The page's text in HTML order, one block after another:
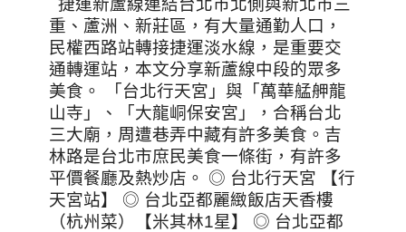
捷運新蘆線連結台北市北側與新北市三
重、蘆洲、新莊區，有大量通勤人口，
民權西路站轉接捷運淡水線，是重要交
通轉運站，本文分享新蘆線中段的眾多
美食。 「台北行天宮」與「萬華艋舺龍
山寺」、「大龍峒保安宮」，合稱台北
三大廟，周遭巷弄中藏有許多美食。吉
林路是台北市庶民美食一條街，有許多
平價餐廳及熱炒店。 ◎ 台北行天宮 【行
天宮站】 ◎ 台北亞都麗緻飯店天香樓
（杭州菜）【米其林1星】 ◎ 台北亞都